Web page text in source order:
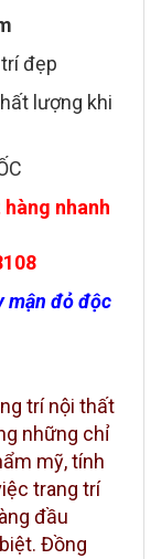
đẹp
lượng khi
nhanh
mận đỏ độc
trí nội thất
những chỉ
mỹ, tính
trang trí
đầu
Đồng